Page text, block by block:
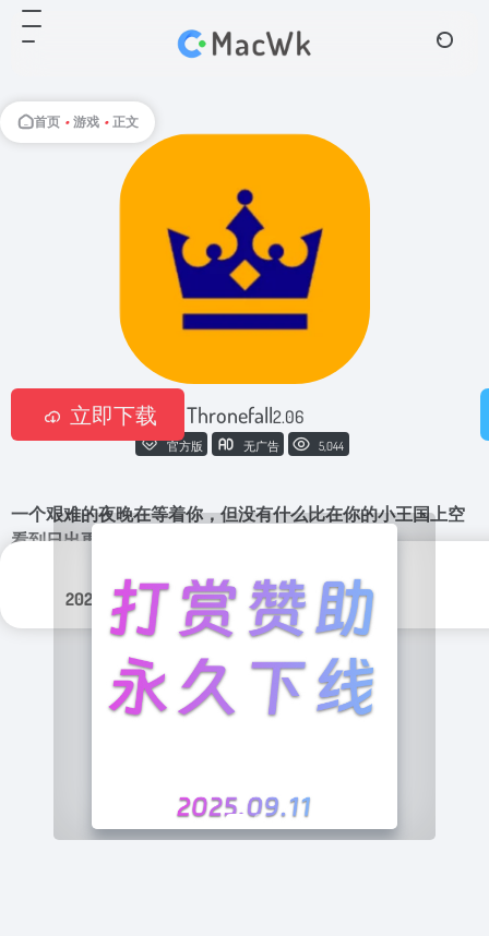
首页 • 游戏 • 正文
Thronefall2.06
官方版 无广告 5,044
一个艰难的夜晚在等着你，但没有什么比在你的小王国上空
看到日出更好的了，准备再过一天。
2024年 11月 3日 游戏
立即下载